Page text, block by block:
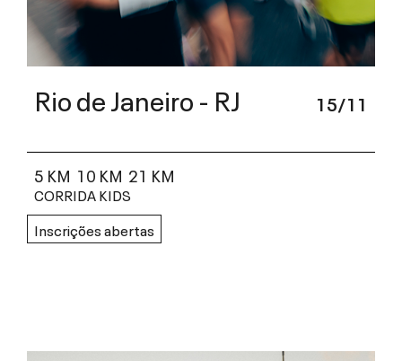
Rio de Janeiro - RJ 15/11
5 KM 10 KM 21 KM
CORRIDA KIDS
Inscrições abertas